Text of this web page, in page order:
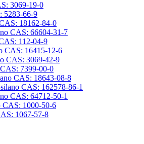
3069-19-0
5283-66-9
18162-84-0
CAS: 66604-31-7
112-04-9
CAS: 16415-12-6
CAS: 3069-42-9
7399-00-0
CAS: 18643-08-8
CAS: 162578-86-1
CAS: 64712-50-1
1000-50-6
1067-57-8